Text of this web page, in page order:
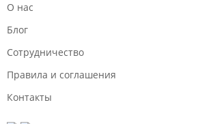
О нас
Блог
Сотрудничество
Правила и соглашения
Контакты